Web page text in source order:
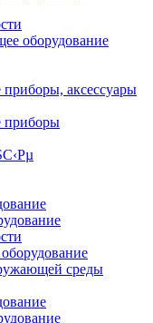
оборудование
аксессуары
приборы
среды